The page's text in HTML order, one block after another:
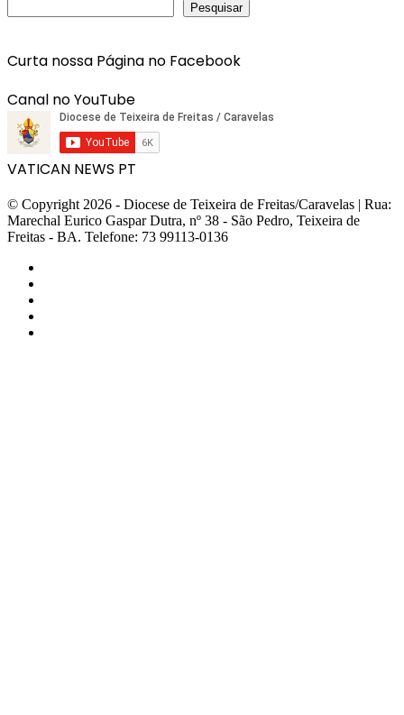
Pesquisar
Curta nossa Página no Facebook
Canal no YouTube
VATICAN NEWS PT
© Copyright 2026 - Diocese de Teixeira de Freitas/Caravelas | Rua:
Marechal Eurico Gaspar Dutra, nº 38 - São Pedro, Teixeira de
Freitas - BA. Telefone: 73 99113-0136